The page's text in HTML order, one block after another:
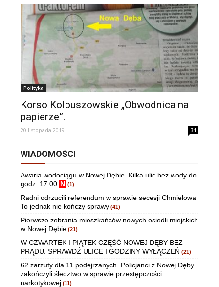
Polityka
Korso Kolbuszowskie „Obwodnica na
papierze”.
20 listopada 2019 31
WIADOMOŚCI
Awaria wodociągu w Nowej Dębie. Kilka ulic bez wody do
godz. 17:00 N (1)
Radni odrzucili referendum w sprawie secesji Chmielowa.
To jednak nie kończy sprawy (41)
Pierwsze zebrania mieszkańców nowych osiedli miejskich
w Nowej Dębie (21)
W CZWARTEK I PIĄTEK CZĘŚĆ NOWEJ DĘBY BEZ
PRĄDU. SPRAWDŹ ULICE I GODZINY WYŁĄCZEŃ (21)
62 zarzuty dla 11 podejrzanych. Policjanci z Nowej Dęby
zakończyli śledztwo w sprawie przestępczości
narkotykowej (11)